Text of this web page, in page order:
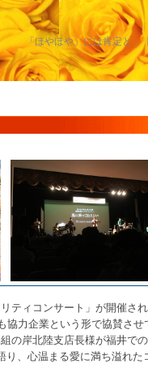
「ほやほや」には肯定と
ィコンサート」が開催され
力企業という形で協賛させ
岸北陸支店長様が福井で
、心温まる愛に満ち溢れた